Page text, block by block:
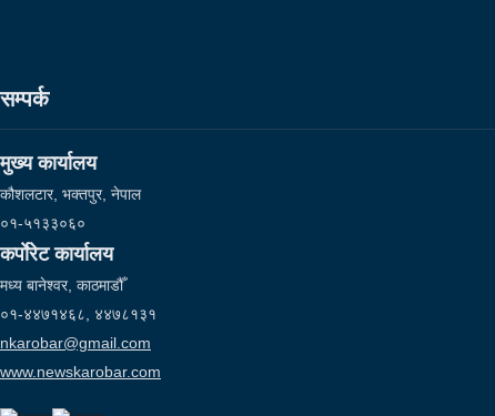
सम्पर्क
मुख्य कार्यालय
कौशलटार, भक्तपुर, नेपाल
०१-५१३३०६०
कर्पाेरेट कार्यालय
मध्य बानेश्वर, काठमाडौँ
०१-४४७१४६८, ४४७८१३१
nkarobar@gmail.com
www.newskarobar.com